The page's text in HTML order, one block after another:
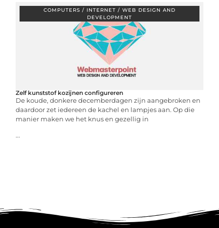
COMPUTERS / INTERNET / WEB DESIGN AND
DEVELOPMENT
Zelf kunststof kozijnen configureren
De koude, donkere decemberdagen zijn aangebroken en
daardoor zet iedereen de kachel en lampjes aan. Op die
manier maken we het knus en gezellig in
...